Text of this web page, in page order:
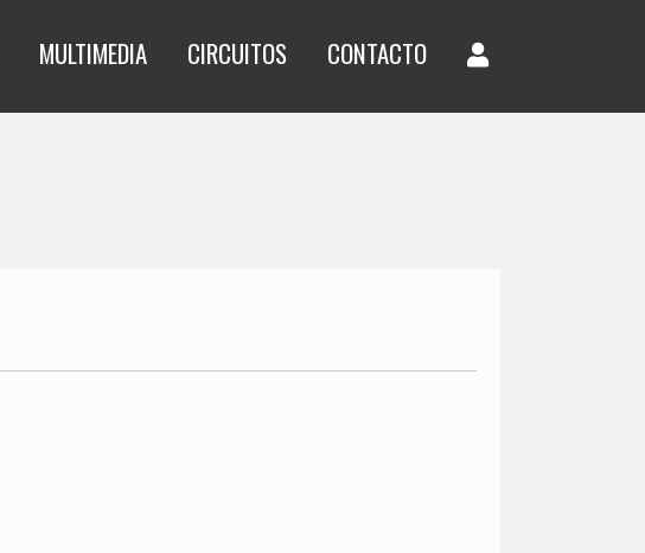
MULTIMEDIA CIRCUITOS CONTACTO